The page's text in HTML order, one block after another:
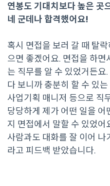
연봉도 기대치보다 높은 곳
네 군데나 합격했어요!
혹시 면접을 보러 갈 때 탈
으면 좋겠어요. 면접을 하면
는 직무를 알 수 있었거든
다 보니까 충분히 할 수 있
사업기획 매니저 등으로 직
당당하게 제가 어떤 일을
지 면접에서 말할 수 있었어
사람과도 대화를 잘 이어 나
라고 피드백 받았습니다.